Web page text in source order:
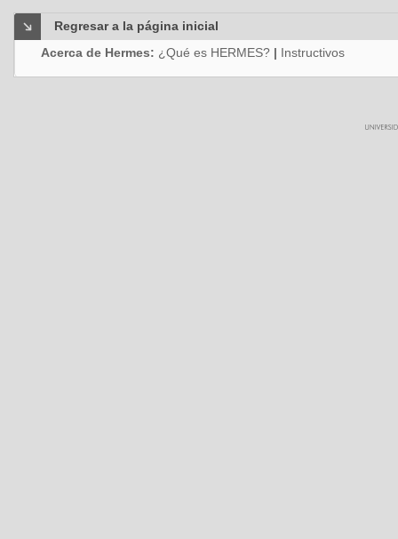
Regresar a la página inicial
Acerca de Hermes: ¿Qué es HERMES? | Instructivos